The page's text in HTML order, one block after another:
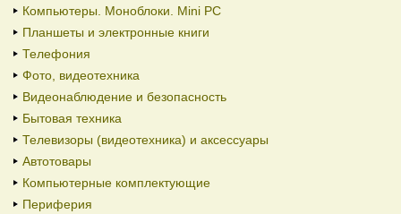
Компьютеры. Моноблоки. Mini PC
Планшеты и электронные книги
Телефония
Фото, видеотехника
Видеонаблюдение и безопасность
Бытовая техника
Телевизоры (видеотехника) и аксессуары
Автотовары
Компьютерные комплектующие
Периферия